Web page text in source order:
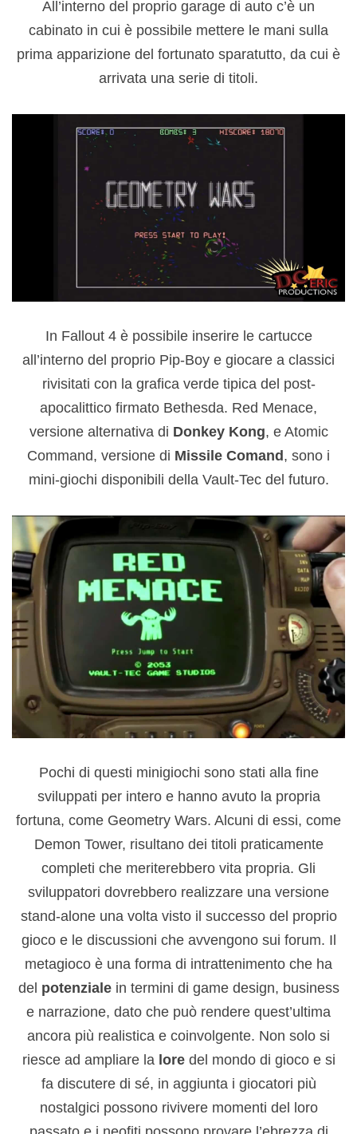
All’interno del proprio garage di auto c’è un
cabinato in cui è possibile mettere le mani sulla
prima apparizione del fortunato sparatutto, da cui è
arrivata una serie di titoli.
In Fallout 4 è possibile inserire le cartucce
all’interno del proprio Pip-Boy e giocare a classici
rivisitati con la grafica verde tipica del post-
apocalittico firmato Bethesda. Red Menace,
versione alternativa di Donkey Kong, e Atomic
Command, versione di Missile Comand , sono i
mini-giochi disponibili della Vault-Tec del futuro.
Pochi di questi minigiochi sono stati alla fine
sviluppati per intero e hanno avuto la propria
fortuna, come Geometry Wars. Alcuni di essi, come
Demon Tower, risultano dei titoli praticamente
completi che meriterebbero vita propria. Gli
sviluppatori dovrebbero realizzare una versione
stand-alone una volta visto il successo del proprio
gioco e le discussioni che avvengono sui forum. Il
metagioco è una forma di intrattenimento che ha
del potenzialein termini di game design, business
e narrazione, dato che può rendere quest’ultima
ancora più realistica e coinvolgente. Non solo si
riesce ad ampliare la loredel mondo di gioco e si
fa discutere di sé, in aggiunta i giocatori più
nostalgici possono rivivere momenti del loro